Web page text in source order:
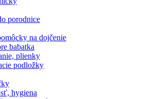
porodnice
na dojčenie
babatka
plienky
podložky
hygiena